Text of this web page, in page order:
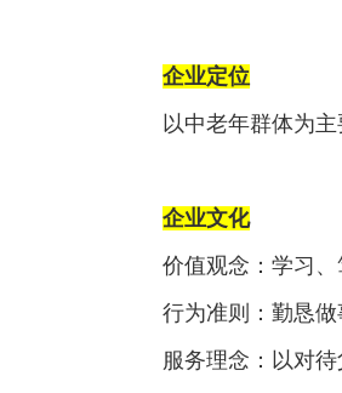
企业定位
以中老年群体为
企业文化
价值观念：学习
行为准则：勤恳做
服务理念：以对